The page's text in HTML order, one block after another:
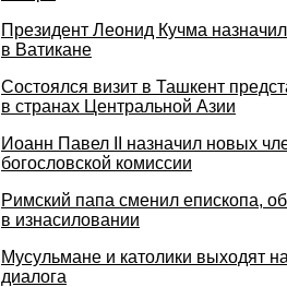
Президент Леонид Кучма
в Ватикане
Состоялся визит в Ташкент
в странах Центральной Азии
Иоанн Павел II назначил новых
богословской комиссии
Римский папа сменил епископа,
в изнасиловании
Мусульмане и католики выходят
диалога